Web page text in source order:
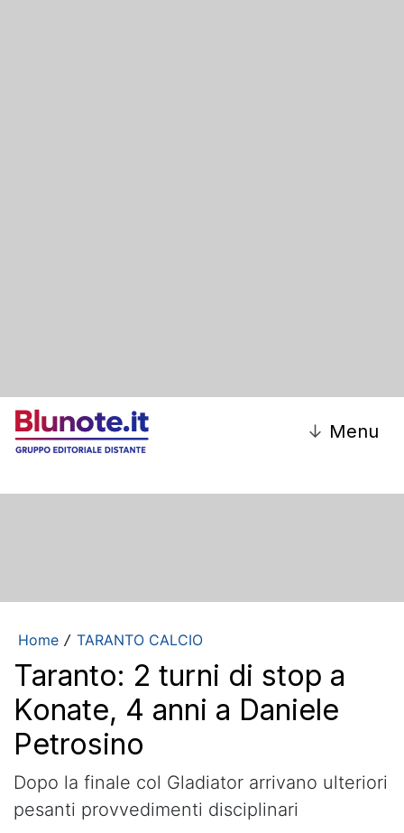
↓ Menu
Home / TARANTO CALCIO
Taranto: 2 turni di stop a
Konate, 4 anni a Daniele
Petrosino
Dopo la finale col Gladiator arrivano ulteriori
pesanti provvedimenti disciplinari